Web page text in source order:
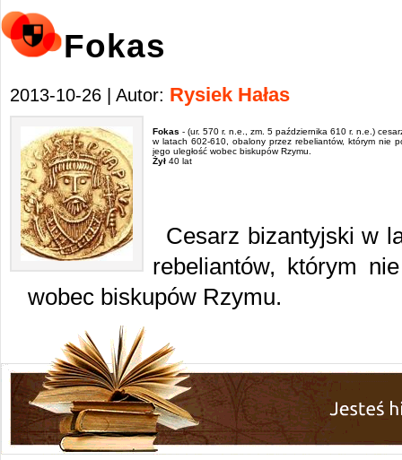
Fokas
2013-10-26 | Autor: Rysiek Hałas
Fokas - (ur. 570 r. n.e., zm. 5 października 610 r. n.e.)
w latach 602-610, obalony przez rebeliantów, którym nie
jego uległość wobec biskupów Rzymu.
Żył 40 lat
Cesarz bizantyjski w
rebeliantów, którym
wobec biskupów Rzymu.